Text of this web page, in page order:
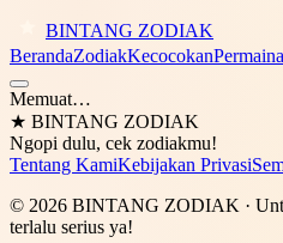
BINTANG ZODIAK
BerandaZodiakKecocokan
Memuat…
★ BINTANG ZODIAK
Ngopi dulu, cek zodiakmu!
Tentang KamiKebijakan Privasi
© 2026 BINTANG ZODIAK ·
terlalu serius ya!